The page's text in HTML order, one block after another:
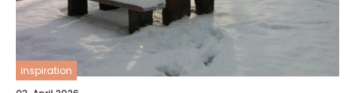
inspiration